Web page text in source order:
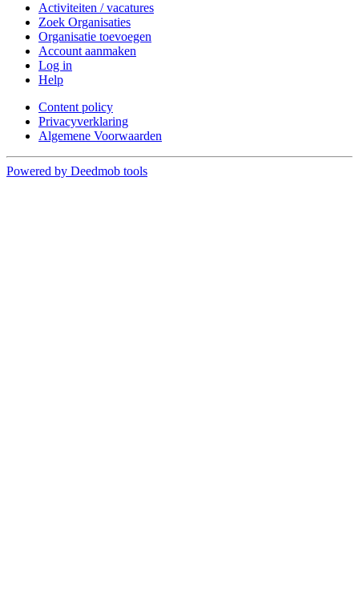
Activiteiten / vacatures
Zoek Organisaties
Organisatie toevoegen
Account aanmaken
Log in
Help
Content policy
Privacyverklaring
Algemene Voorwaarden
Powered by Deedmob tools